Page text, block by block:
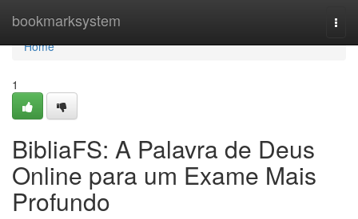
bookmarksystem
Home
Home
1
BibliaFS: A Palavra de Deus
Online para um Exame Mais
Profundo